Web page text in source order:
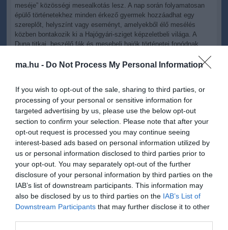
ma.hu - Do Not Process My Personal Information
If you wish to opt-out of the sale, sharing to third parties, or
processing of your personal or sensitive information for
targeted advertising by us, please use the below opt-out
section to confirm your selection. Please note that after your
opt-out request is processed you may continue seeing
interest-based ads based on personal information utilized by
us or personal information disclosed to third parties prior to
your opt-out. You may separately opt-out of the further
disclosure of your personal information by third parties on the
IAB’s list of downstream participants. This information may
also be disclosed by us to third parties on the IAB’s List of
Downstream Participants that may further disclose it to other
meséje” közösségi mesealkotás lesz. A nap során folyamatosan
épülő történetekhez minden érkező gyermek hozzáadhat egy
szereplőt, helyszínt vagy eseményt, amelyekből élő mesélés
közben bontakozik ki a Hajógyári-sziget képzeletbeli világa. A
Duna titkai, beszélő fák és mesebeli hajók történetei fonódnak
Relax Kabin minden érzékszervre ható élményt kínál hangokkal,
illatokkal, érintésekkel és színekkel, míg a Titkos Kert workshopon
saját kis növénykert készülhet palántázással és ültetéssel.
A Néprajzi Múzeum helyszíne az idei évben még nagyobb területen
várja az érdeklődőket, a Babajátszó környékén pedig új
fejlesztéssel foglalkozó szervezetek és alapítványok mutatkoznak
be. A Platán Babaszínpadon mondókák, mesék és hordozós
táncprogramok várják a legkisebbeket és szüleiket.
Karamella Cirkuszvilág és Kukutyin is
visszatér